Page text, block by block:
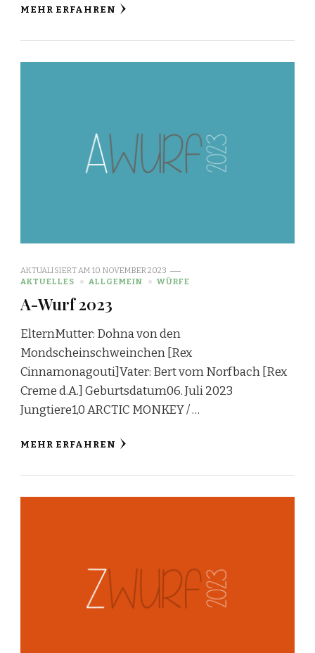
MEHR ERFAHREN
AKTUALISIERT AM 10. NOVEMBER 2023
AKTUELLES
ALLGEMEIN WÜRFE
A-Wurf 2023
ElternMutter: Dohna von den
Mondscheinschweinchen [Rex
Cinnamonagouti]Vater: Bert vom Norfbach [Rex
Creme d.A.] Geburtsdatum06. Juli 2023
Jungtiere1,0 ARCTIC MONKEY / …
MEHR ERFAHREN